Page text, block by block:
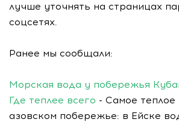
лучше уточнять на страницах
соцсетях.
Ранее мы сообщали:
Морская вода у побережья
Где теплее всего - Самое теплое
азовском побережье: в Ейске